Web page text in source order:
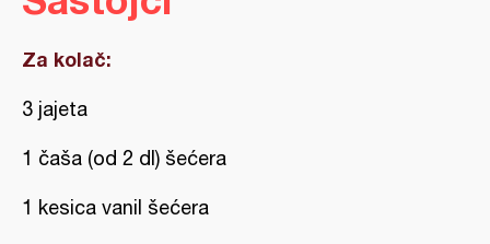
Za kolač:
3 jajeta
1 čaša (od 2 dl) šećera
1 kesica vanil šećera